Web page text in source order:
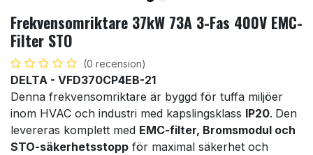
Frekvensomriktare 37kW 73A 3-Fas 400V EMC-
Filter STO
(0 recension)
DELTA - VFD370CP4EB-21
Denna frekvensomriktare är byggd för tuffa miljöer
inom HVAC och industri med kapslingsklass IP20. Den
levereras komplett med EMC-filter, Bromsmodul och
STO-säkerhetsstopp för maximal säkerhet och